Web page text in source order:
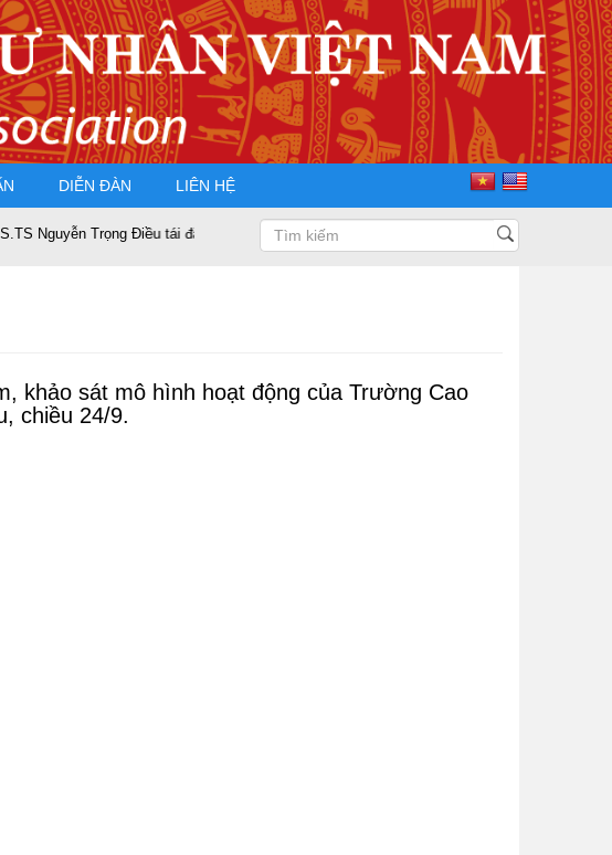
DIỄN ĐÀN LIÊN HỆ
Điều tái đắc cử Chủ tịch Hội Doanh nhân Tư nhân Việt Nam nhiệm kỳ 2025 – 2030
khảo sát mô hình hoạt động của Trường Cao
chiều 24/9.